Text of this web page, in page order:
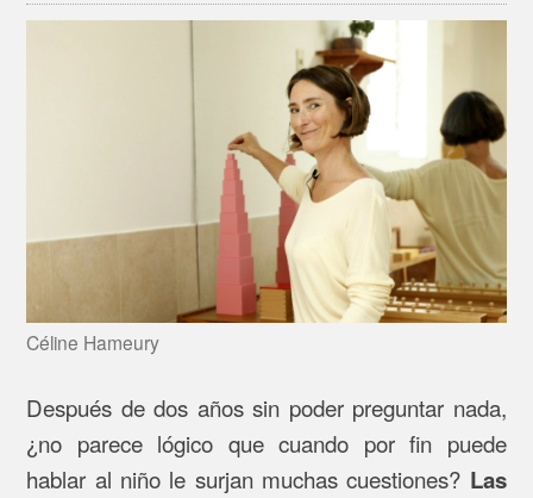
Céline Hameury
Después de dos años sin poder preguntar nada,
¿no parece lógico que cuando por fin puede
hablar al niño le surjan muchas cuestiones? Las